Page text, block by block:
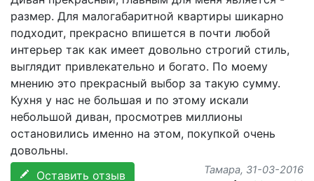
размер. Для малогабаритной квартиры шикарно
подходит, прекрасно впишется в почти любой
интерьер так как имеет довольно строгий стиль,
выглядит привлекательно и богато. По моему
мнению это прекрасный выбор за такую сумму.
Кухня у нас не большая и по этому искали
небольшой диван, просмотрев миллионы
остановились именно на этом, покупкой очень
довольны.
Оставить отзыв
Тамара, 31-03-2016